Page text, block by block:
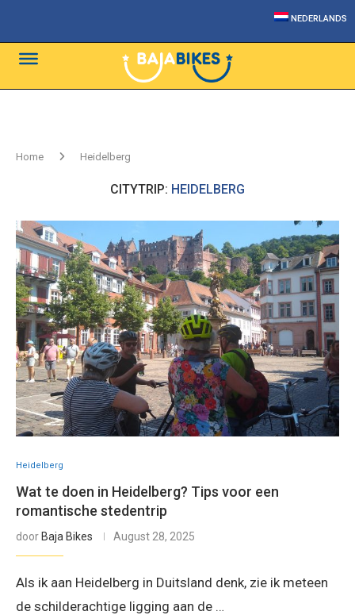
NEDERLANDS
Home Heidelberg
CITYTRIP: HEIDELBERG
Heidelberg
Wat te doen in Heidelberg? Tips voor een
romantische stedentrip
door Baja Bikes August 28, 2025
Als ik aan Heidelberg in Duitsland denk, zie ik meteen
de schilderachtige ligging aan de …